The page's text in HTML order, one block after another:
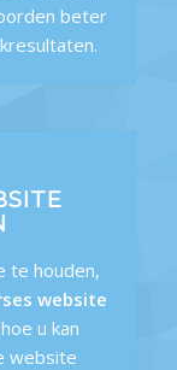
beter
te houden,
website
u kan
website